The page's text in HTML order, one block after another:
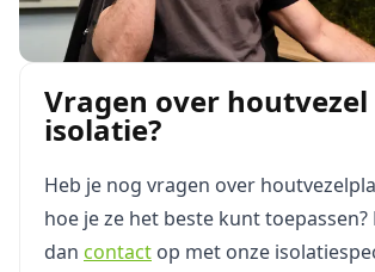
Vragen over houtvezel
isolatie?
Heb je nog vragen over
hoe je ze het beste kunt toepassen?
dan contact op met onze